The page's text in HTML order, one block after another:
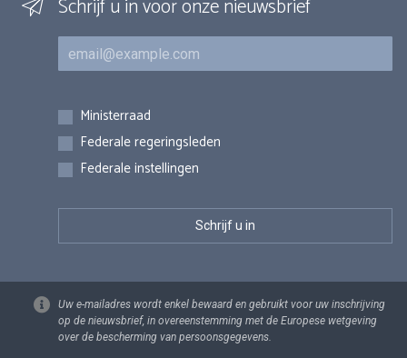
Schrijf u in voor onze nieuwsbrief
E-mail
Inschrijvingen
Ministerraad
Federale regeringsleden
Federale instellingen
Uw e-mailadres wordt enkel bewaard en gebruikt voor uw inschrijving
op de nieuwsbrief, in overeenstemming met de Europese wetgeving
over de bescherming van persoonsgegevens.